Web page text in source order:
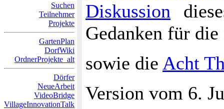
Suchen
Teilnehmer
Projekte
GartenPlan
DorfWiki
OrdnerProjekte_alt
Dörfer
NeueArbeit
VideoBridge
VillageInnovationTalk
Diskussion
Gedanken für die
sowie die Acht
Version vom 6.